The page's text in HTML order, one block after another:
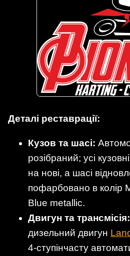
Деталі реставрації:
Кузов та шасі:
розібраний; усі
на нові, а шасі
пофарбовано в колір
Blue metallic.
Двигун та трансмісія:
дизельний двигун
4-ступінчасту